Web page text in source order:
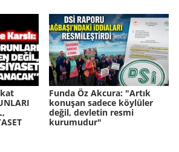
Funda Öz Akcura: "Artık
konuşan sadece köylüler
değil, devletin resmi
kurumudur"